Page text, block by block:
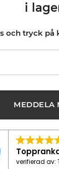
i
och tryck på
MEDDELA
verifierad av: